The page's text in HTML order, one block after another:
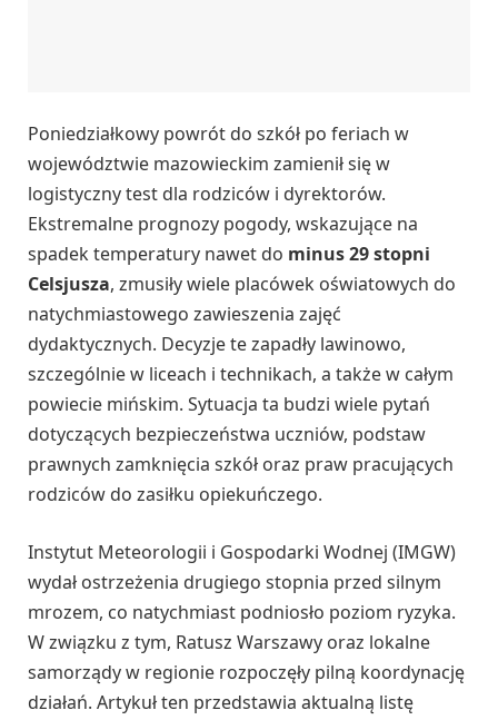
Poniedziałkowy powrót do szkół po feriach w
województwie mazowieckim zamienił się w
logistyczny test dla rodziców i dyrektorów.
Ekstremalne prognozy pogody, wskazujące na
spadek temperatury nawet do minus 29 stopni
Celsjusza, zmusiły wiele placówek oświatowych do
natychmiastowego zawieszenia zajęć
dydaktycznych. Decyzje te zapadły lawinowo,
szczególnie w liceach i technikach, a także w całym
powiecie mińskim. Sytuacja ta budzi wiele pytań
dotyczących bezpieczeństwa uczniów, podstaw
prawnych zamknięcia szkół oraz praw pracujących
rodziców do zasiłku opiekuńczego.
Instytut Meteorologii i Gospodarki Wodnej (IMGW)
wydał ostrzeżenia drugiego stopnia przed silnym
mrozem, co natychmiast podniosło poziom ryzyka.
W związku z tym, Ratusz Warszawy oraz lokalne
samorządy w regionie rozpoczęły pilną koordynację
działań. Artykuł ten przedstawia aktualną listę